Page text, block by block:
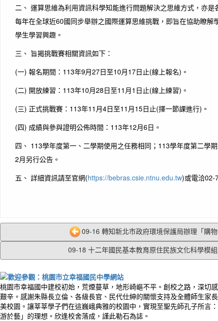
二、 運算思維為利用資訊科學知能進行問題解決之思維方式，亦
每年在全球近60國同步舉辦之國際運算思維挑戰，即旨在協助瞭解
學生學習興趣。
三、 旨揭挑戰賽相關資訊如下：
(一) 報名期間：113年9月27日至10月17日止(線上報名)。
(二) 開放練習：113年10月28日至11月1日止(線上練習)。
(三) 正式挑戰賽：113年11月4日至11月15日止(擇一節課進行)。
(四) 成績與參與證明公佈時間：113年12月6日。
四、 113學年度第一、二學期使用之任務相同；113學年度第二學
2月另行公告。
五、 詳細資訊請至官網(https://bebras.csie.ntnu.edu.tw)或電洽02-
09-16 轉知新北市政府環境保護局辦理「購
09-18 十二年國民基本教育原住民族文化科學模
桃園市幸福國中建校初始，荒煙蔓草，地形崎嶇不平。創校之路，深切
艱辛。感謝朱縣長立倫、各級長官、民代仕紳的關懷支持及全體師生家
美校園。讓莘莘學子們在這巍峨典雅的校園中，實現至聖先師孔子所言
游於藝」的理想。欣逢校舍落成，謹此勒石為誌。